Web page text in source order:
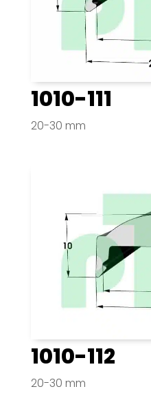
1010-111
20-30 mm
1010-112
20-30 mm